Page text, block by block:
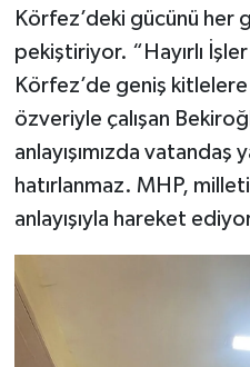
Körfez’deki gücünü her
pekiştiriyor. “Hayırlı
Körfez’de geniş
özveriyle çalışan
anlayışımızda vatandaş
hatırlanmaz. MHP,
anlayışıyla hareket